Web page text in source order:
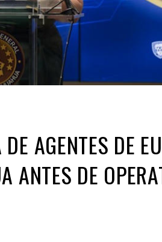
AGENTES DE
ANTES DE